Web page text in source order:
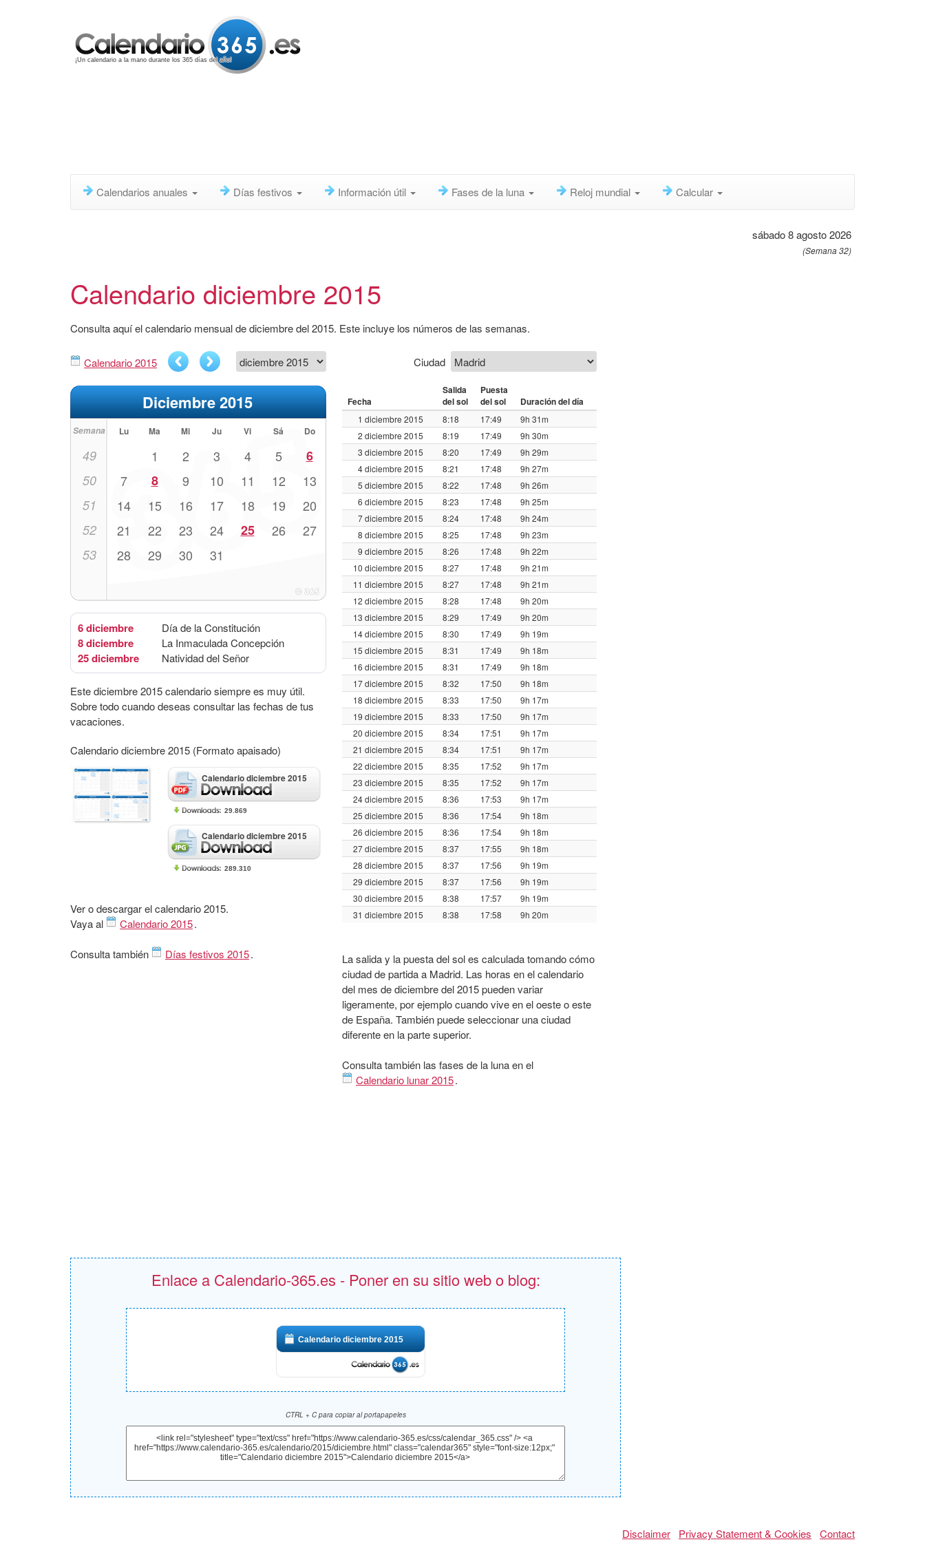
¡Un calendario a la mano durante los 365 días del año!
Calendarios anuales Días festivos Información útil Fases de la luna Reloj mundial Calcular
sábado 8 agosto 2026
(Semana 32)
Calendario diciembre 2015
Consulta aquí el calendario mensual de diciembre del 2015. Este incluye los números de las semanas.
Calendario 2015
Diciembre 2015
Semana Lu Ma Mi Ju Vi Sá Do
49 1 2 3 4 5 6
50 7 8 9 10 11 12 13
51 14 15 16 17 18 19 20
52 21 22 23 24 25 26 27
53 28 29 30 31
6 diciembre Día de la Constitución
8 diciembre La Inmaculada Concepción
25 diciembre Natividad del Señor
Este diciembre 2015 calendario siempre es muy útil.
Sobre todo cuando deseas consultar las fechas de tus
vacaciones.
Calendario diciembre 2015 (Formato apaisado)
Calendario diciembre 2015
29.869
Calendario diciembre 2015
289.310
Ver o descargar el calendario 2015.
Vaya al
Calendario 2015.
Consulta también Días festivos 2015.
Ciudad
Fecha
Salida
del sol
Puesta
del sol
Duración del día
1 diciembre 2015 8:18 17:49
9h 31m
2 diciembre 2015
8:19 17:49
9h 30m
3 diciembre 2015
8:20 17:49
9h 29m
4 diciembre 2015
8:21 17:48
9h 27m
5 diciembre 2015
8:22 17:48
9h 26m
6 diciembre 2015
8:23 17:48
9h 25m
7 diciembre 2015
8:24 17:48
9h 24m
8 diciembre 2015
8:25 17:48
9h 23m
9 diciembre 2015
8:26 17:48
9h 22m
10 diciembre 2015
8:27 17:48
9h 21m
11 diciembre 2015
8:27 17:48
9h 21m
12 diciembre 2015
8:28 17:48
9h 20m
13 diciembre 2015
8:29 17:49
9h 20m
14 diciembre 2015
8:30 17:49
9h 19m
15 diciembre 2015
8:31 17:49
9h 18m
16 diciembre 2015
8:31 17:49
9h 18m
17 diciembre 2015
8:32 17:50
9h 18m
18 diciembre 2015
8:33 17:50
9h 17m
19 diciembre 2015
8:33 17:50
9h 17m
20 diciembre 2015
8:34 17:51
9h 17m
21 diciembre 2015
8:34 17:51
9h 17m
22 diciembre 2015
8:35 17:52
9h 17m
23 diciembre 2015
8:35 17:52
9h 17m
24 diciembre 2015
8:36 17:53
9h 17m
25 diciembre 2015
8:36 17:54
9h 18m
26 diciembre 2015
8:36 17:54
9h 18m
27 diciembre 2015
8:37 17:55
9h 18m
28 diciembre 2015
8:37 17:56
9h 19m
29 diciembre 2015
8:37 17:56
9h 19m
30 diciembre 2015
8:38 17:57
9h 19m
31 diciembre 2015
8:38 17:58 9h 20m
La salida y la puesta del sol es calculada tomando cómo
ciudad de partida a Madrid. Las horas en el calendario
del mes de diciembre del 2015 pueden variar
ligeramente, por ejemplo cuando vive en el oeste o este
de España. También puede seleccionar una ciudad
diferente en la parte superior.
Consulta también las fases de la luna en el
Calendario lunar 2015.
Enlace a Calendario-365.es - Poner en su sitio web o blog:
Calendario diciembre 2015
CTRL + C para copiar al portapapeles
Disclaimer Privacy Statement & Cookies Contact